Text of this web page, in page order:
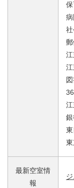
最新空室情
報